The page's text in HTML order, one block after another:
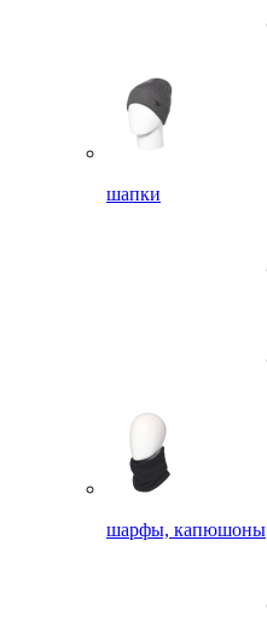
шапки
шарфы, капюшоны